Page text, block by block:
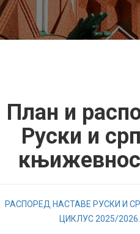
План и
Руски и
РАСПОРЕД НАСТАВЕ РУСКИ И
ЦИКЛУС 2025/